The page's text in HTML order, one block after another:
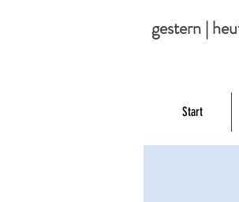
gestern |
Start